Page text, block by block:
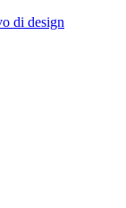
di design